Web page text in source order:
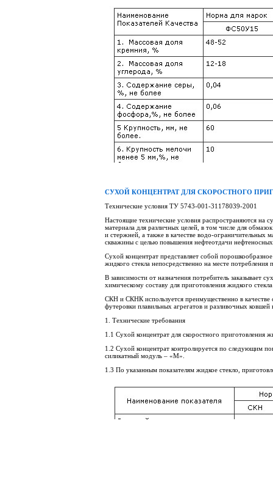
СУХОЙ КОНЦЕНТРАТ ДЛЯ СКОРОСТНОГО
Технические условия ТУ 5743-001-31178039-2001
Настоящие технические условия распространяются на
материала для различных целей, в том числе для
и стержней, а также в качестве водо-ограничительных
скважины с целью повышения нефтеотдачи нефтеносных
Сухой концентрат представляет собой
жидкого стекла непосредственно на месте
В зависимости от назначения потребитель заказывает
химическому составу для приготовления жидкого
СКН и СКНК используется преимущественно в
футеровки плавильных агрегатов и разливочных ковшей
1. Технические требования
1.1 Сухой концентрат для скоростного приготовления
1.2 Сухой концентрат контролируется по следующим
силикатный модуль – «М».
1.3 По указанным показателям жидкое стекло,